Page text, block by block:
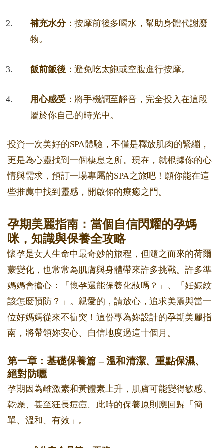
補充水分：按摩前後多喝水，幫助身體代謝廢
物。
飯前飯後 ：避免吃太飽或空腹進行按摩。
用心感受 ：將手機調至靜音，完全投入在這段
屬於你自己的時光中。
投資一次美好的SPA體驗，不僅是釋放肌肉的緊繃，
更是為心靈找到一個棲息之所。現在，就根據你的心
情與需求，預訂一場專屬的SPA之旅吧！願你能在這
些推薦中找到靈感，開啟你的療癒之門。
孕期美麗指南：當個自信閃耀的孕媽
咪，知識與保養全攻略
懷孕是女人生命中最奇妙的旅程，但隨之而來的荷爾
蒙變化，也常常為肌膚與身體帶來許多挑戰。許多準
媽媽會擔心：「懷孕還能保養化妝嗎？」、「妊娠紋
該怎麼預防？」。親愛的，請放心，追求美麗與當一
位好媽媽從來不衝突！這份專為妳設計的孕期美麗指
南，將帶領妳安心、自信地度過這十個月。
第一章：基礎保養篇 – 溫和清潔、重點保濕、
絕對防曬
孕期因為雌激素和黃體素上升，肌膚可能變得敏感、
乾燥、甚至狂長痘痘。此時的保養原則應回歸「簡
單、溫和、有效」。